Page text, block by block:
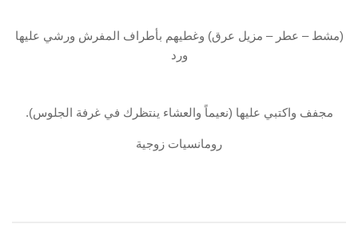
(مشط – عطر – مزيل عرق) وغطيهم بأطراف المفرش ورشي عليها
ورد
مجفف واكتبي عليها (نعيماً والعشاء ينتظرك في غرفة الجلوس).
رومانسيات زوجية